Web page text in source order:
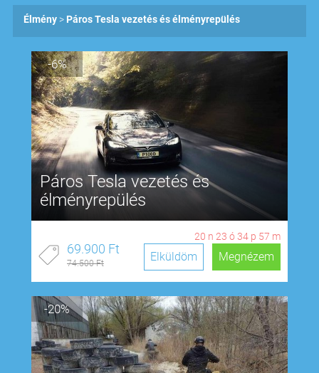
Élmény Páros Tesla vezetés és élményrepülés
-6%
Páros Tesla vezetés és
élményrepülés
20 n 23 ó34 p 56 m
69.900 Ft
74.500 Ft Megnézem
Elküldöm
-20%